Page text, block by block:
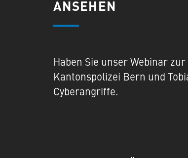
ANSEHEN
Haben Sie unser Webinar
Kantonspolizei Bern und
Cyberangriffe.